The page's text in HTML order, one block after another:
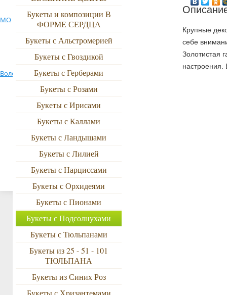
от 5000р
По цвету
Красные
Желтые, зеленые
Белые, розовые
Оранжевые
Синие, фиолетовые
501 роза
1001 роза
Ново-Переделкино
МО
Новая Ижора
Петродворец Приозерск Петрозаводск
Володарского
Пушкино МО Пулково 1
Сестрорецк Сиверский
Хельсинки Химки
Букеты и композиции В
ФОРМЕ СЕРДЦА
Букеты с Альстромерией
Букеты с Гвоздикой
Букеты с Герберами
Букеты с Розами
Букеты с Ирисами
Букеты с Каллами
Букеты с Ландышами
Букеты с Лилией
Букеты с Нарциссами
Букеты с Орхидеями
Букеты с Пионами
Букеты с Подсолнухами
Букеты с Тюльпанами
Букеты из 25 - 51 - 101
ТЮЛЬПАНА
Букеты из Синих Роз
Букеты с Хризантемами
Крупные
себе
Золотистая
настроения.